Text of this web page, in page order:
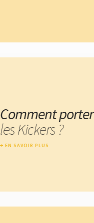
Comment porter
les Kickers ?
EN SAVOIR PLUS